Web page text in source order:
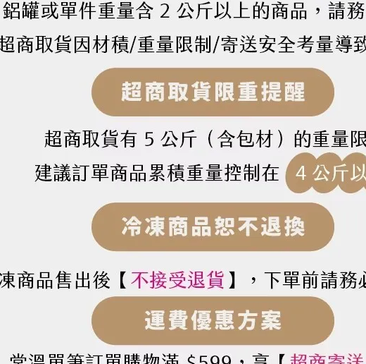
超高吸水量，烤焙成品能展現絕佳延展性及保濕性。
澱粉、小麥澱粉、澱粉液化酵素、維生素C、聚木糖酵素、脂肪酵素、
溫及日光直射
敏症狀。本產品生產製程廠房，其設備或生產管線，有處理含有牛奶